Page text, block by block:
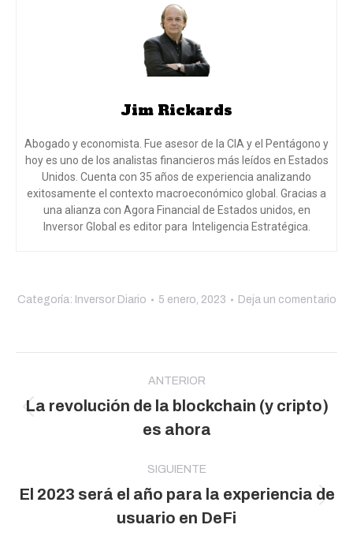
Jim Rickards
Abogado y economista. Fue asesor de la CIA y el Pentágono y
hoy es uno de los analistas financieros más leídos en Estados
Unidos. Cuenta con 35 años de experiencia analizando
exitosamente el contexto macroeconómico global. Gracias a
una alianza con Agora Financial de Estados unidos, en
Inversor Global es editor para Inteligencia Estratégica.
Categoría: Inversor Diario 5 enero, 2023 Deja un comentario
publicaciones
ANTERIOR
Publicación
anterior:
La revolución de la blockchain (y cripto)
es ahora
SIGUIENTE
Publicación
siguiente:
El 2023 será el año para la experiencia de
usuario en DeFi